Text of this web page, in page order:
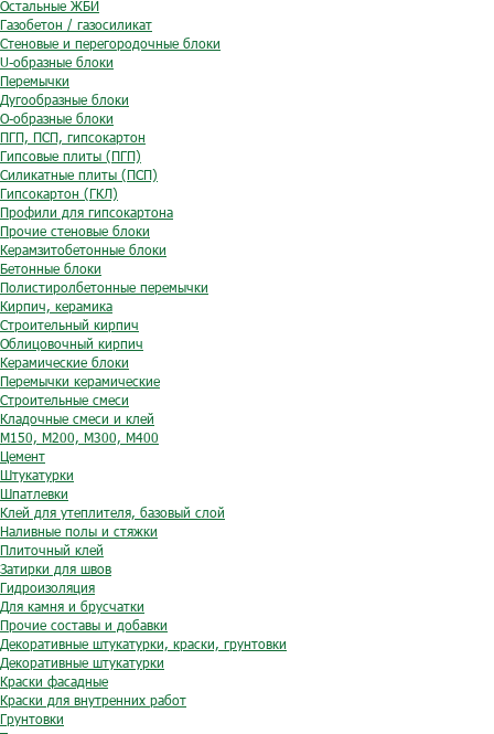
Остальные ЖБИ
Газобетон / газосиликат
Стеновые и перегородочные блоки
U-образные блоки
Перемычки
Дугообразные блоки
O-образные блоки
ПГП, ПСП, гипсокартон
Гипсовые плиты (ПГП)
Силикатные плиты (ПСП)
Гипсокартон (ГКЛ)
Профили для гипсокартона
Прочие стеновые блоки
Керамзитобетонные блоки
Бетонные блоки
Полистиролбетонные перемычки
Кирпич, керамика
Строительный кирпич
Облицовочный кирпич
Керамические блоки
Перемычки керамические
Строительные смеси
Кладочные смеси и клей
М150, М200, М300, М400
Цемент
Штукатурки
Шпатлевки
Клей для утеплителя, базовый слой
Наливные полы и стяжки
Плиточный клей
Затирки для швов
Гидроизоляция
Для камня и брусчатки
Прочие составы и добавки
Декоративные штукатурки, краски, грунтовки
Декоративные штукатурки
Краски фасадные
Краски для внутренних работ
Грунтовки